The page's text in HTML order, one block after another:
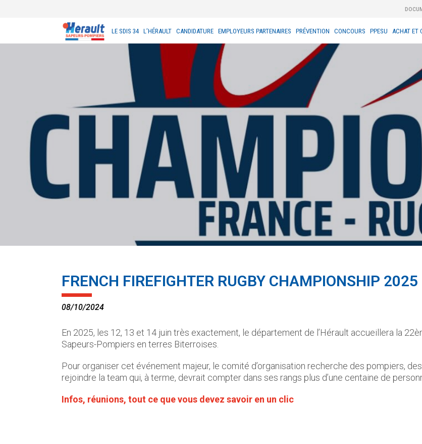
LE SDIS 34 L’HÉRAULT CANDIDATURE EMPLOYEURS PARTENAIRES PRÉVENTION CONCOURS PPESU ACHAT ET
FRENCH FIREFIGHTER RUGBY CHAMPIONSHIP 2025
08/10/2024
En 2025, les 12, 13 et 14 juin très exactement, le département de l’Hérault accueillera la
Sapeurs-Pompiers en terres Biterroises.
Pour organiser cet événement majeur, le comité d’organisation recherche des pompiers,
rejoindre la team qui, à terme, devrait compter dans ses rangs plus d’une centaine de
Infos, réunions, tout ce que vous devez savoir en un clic